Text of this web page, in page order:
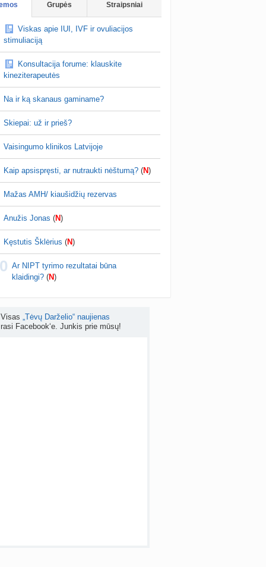
danguolyte prieš 3 d.
testuotojos! (bendra tema)
prieš 3 d.
drabuziai (2)
prieš 3 d.
ribos (11)
danguolyte prieš 3 d.
ar nutraukti nėštumą? (+17)
Liudeselis prieš 4 d.
Kas geriau - gyventi senos statybos bute ar imti paskolą kotedžui arba namui?
RutaReads prieš 4 d.
winterscott999 prieš 5 d.
planavimas po persileidimo (+5)
tik ko laukti kai laukies, dabar planuoju
(ne) paprastas žindymas ar kažkaip taip. Bet
pasakyt ką skaitai vis tiek viska…
Grupės Straipsniai
Viskas apie IUI, IVF ir ovuliacijos
stimuliaciją
Konsultacija forume: klauskite
kineziterapeutės
Na ir ką skanaus gaminame?
Skiepai: už ir prieš?
Vaisingumo klinikos Latvijoje
Kaip apsispręsti, ar nutraukti nėštumą? (N)
Mažas AMH/ kiaušidžių rezervas
Anužis Jonas (N)
Kęstutis Šklėrius (N)
Ar NIPT tyrimo rezultatai būna
klaidingi? (N)
Visas „Tėvų Darželio“ naujienas
rasi Facebook‘e. Junkis prie mūsų!